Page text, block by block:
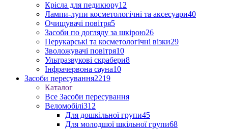
Крісла для педикюру12
Лампи-лупи косметологічні та аксесуари40
Очищувачі повітря5
Засоби по догляду за шкірою26
Перукарські та косметологічні візки29
Зволожувачі повітря10
Ультразвукові скрабери8
Інфрачервона сауна10
Засоби пересування2219
Каталог
Все Засоби пересування
Веломобілі312
Для дошкільної групи45
Для молодшої шкільної групи68